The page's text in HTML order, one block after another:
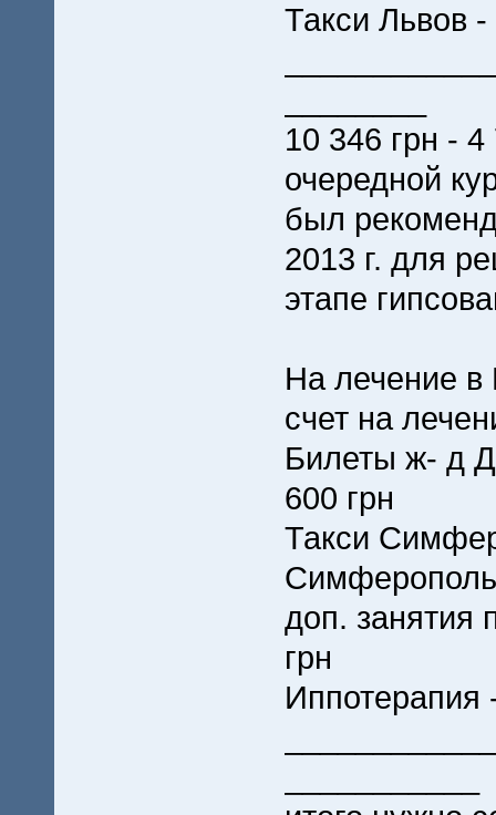
Такси Львов
10 346 грн -
очередной
был
2013 г. для
этапе
На лечение в
счет на
Билеты ж- д
600 грн
Такси
доп. занятия
грн
Иппотерапия